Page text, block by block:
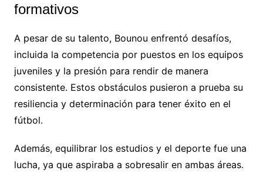
formativos
A pesar de su talento, Bounou enfrentó desafíos,
incluida la competencia por puestos en los equipos
juveniles y la presión para rendir de manera
consistente. Estos obstáculos pusieron a prueba su
resiliencia y determinación para tener éxito en el
fútbol.
Además, equilibrar los estudios y el deporte fue una
lucha, ya que aspiraba a sobresalir en ambas áreas.